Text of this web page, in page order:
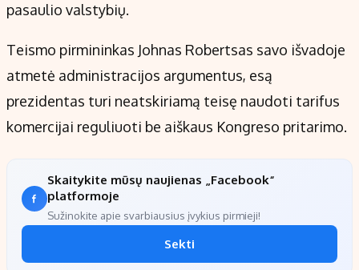
pasaulio valstybių.
Teismo pirmininkas Johnas Robertsas savo išvadoje
atmetė administracijos argumentus, esą
prezidentas turi neatskiriamą teisę naudoti tarifus
komercijai reguliuoti be aiškaus Kongreso pritarimo.
Skaitykite mūsų naujienas „Facebook“
platformoje
Sužinokite apie svarbiausius įvykius pirmieji!
Sekti